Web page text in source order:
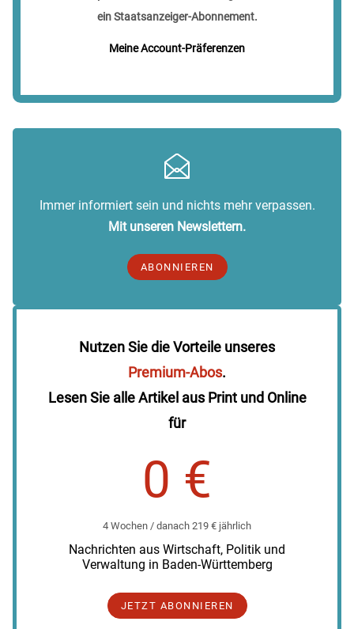
ein Staatsanzeiger-Abonnement.
Meine Account-Präferenzen
Immer informiert sein und nichts mehr verpassen.
Mit unseren Newslettern.
ABONNIEREN
Nutzen Sie die Vorteile unseres
Premium-Abos.
Lesen Sie alle Artikel aus Print und Online
für
0 €
4 Wochen / danach 219 € jährlich
Nachrichten aus Wirtschaft, Politik und
Verwaltung in Baden-Württemberg
JETZT ABONNIEREN